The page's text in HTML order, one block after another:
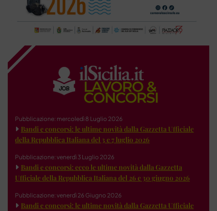
Pubblicazione: mercoledì 8 Luglio 2026
Bandi e concorsi: le ultime novità dalla Gazzetta Ufficiale
della Repubblica Italiana del 3 e 7 luglio 2026
Pubblicazione: venerdì 3 Luglio 2026
Bandi e concorsi: ecco le ultime novità dalla Gazzetta
Ufficiale della Repubblica Italiana del 26 e 30 giugno 2026
Pubblicazione: venerdì 26 Giugno 2026
Bandi e concorsi: le ultime novità dalla Gazzetta Ufficiale